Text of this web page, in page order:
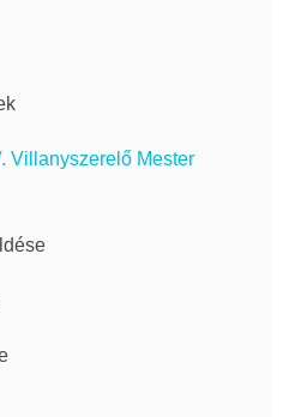
Villanyszerelő Mester